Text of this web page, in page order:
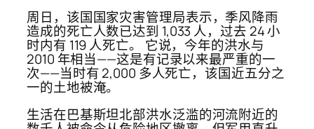
周日，该国国家灾害管理局表示，季风降雨
造成的死亡人数已达到 1,033 人，过去 24 小
时内有 119 人死亡。 它说，今年的洪水与
2010 年相当——这是有记录以来最严重的一
次——当时有 2,000 多人死亡，该国近五分之
一的土地被淹。
生活在巴基斯坦北部洪水泛滥的河流附近的